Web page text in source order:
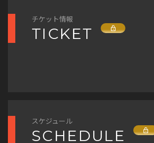
チケット情報
TICKET Lock
スケジュール
SCHEDULE Lock